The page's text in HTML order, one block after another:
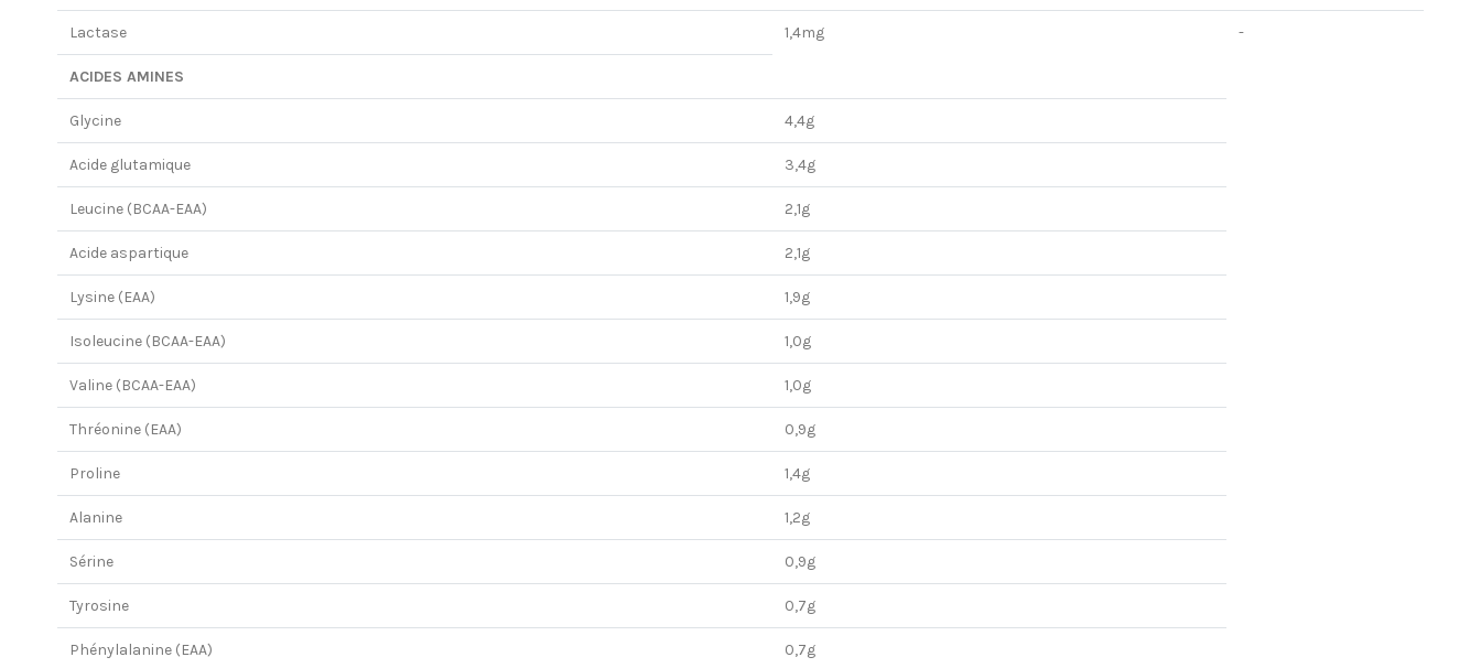
Lactase 1,4mg -
ACIDES AMINES
Glycine 4,4g
Acide glutamique 3,4g
Leucine (BCAA-EAA) 2,1g
Acide aspartique 2,1g
Lysine (EAA) 1,9g
Isoleucine (BCAA-EAA) 1,0g
Valine (BCAA-EAA) 1,0g
Thréonine (EAA) 0,9g
Proline 1,4g
Alanine 1,2g
Sérine 0,9g
Tyrosine 0,7g
Phénylalanine (EAA) 0,7g